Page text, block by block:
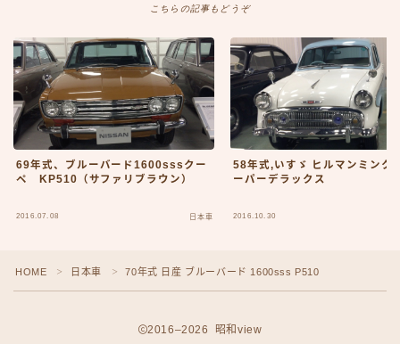
人物60-69
人物70-79
人物80-89
人物その他
仮ボタンテスト
伝説のアンプ広告
出来事
出来事50-59
出来事その他
利用規約／特定商取引法に基づく表記
口臭対策製品best-choice
こちらの記事もどうぞ
69年式、ブルーバード1600sssクー
ペ KP510（サファリブラウン）
2016.07.08 日本車
58年式,いすゞ ヒルマンミンク
ーパーデラックス
2016.10.30
HOME ＞ 日本車 ＞ 70年式 日産 ブルーバード 1600sss P510
2016–2026 昭和view